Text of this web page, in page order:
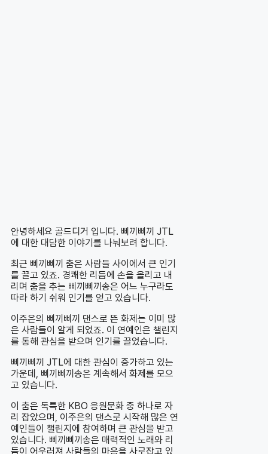
안녕하세요 골드디거 입니다. 삐끼삐끼 JTL
에 대한 대담한 이야기를 나눠보려 합니다.
최근 삐끼삐끼 춤은 사람들 사이에서 큰 인기
를 끌고 있죠. 경쾌한 리듬에 손을 올리고 내
리며 춤을 추는 삐끼삐끼송은 어느 누구라도
따라 하기 쉬워 인기를 얻고 있습니다.
이주은의 삐끼삐끼 댄스로 뜬 화제는 이미 많
은 사람들이 알게 되었죠. 이 연예인은 챌린지
를 통해 관심을 받으며 인기를 끌었습니다.
삐끼삐끼 JTL에 대한 관심이 증가하고 있는
가운데, 삐끼삐끼송은 계속해서 화제를 모으
고 있습니다.
이 춤은 독특한 KBO 응원문화 중 하나로 자
리 잡았으며, 이주은의 댄스로 시작해 많은 연
예인들이 챌린지에 참여하며 큰 관심을 받고
있습니다. 삐끼삐끼송은 매력적인 노래와 리
듬이 어우러져 사람들의 마음을 사로잡고 있